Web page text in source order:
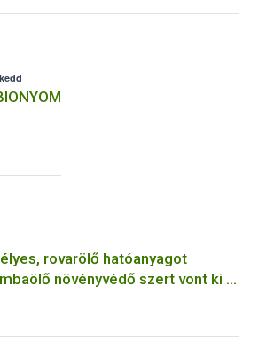
rovarölő hatóanyagot
növényvédő szert vont ki a